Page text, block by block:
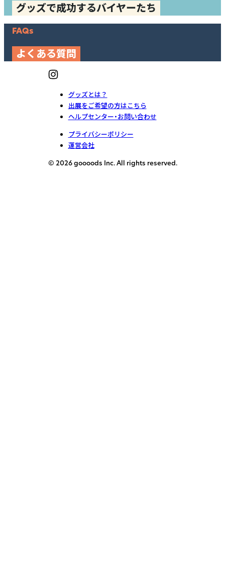
グッズで成功するバイヤーたち
FAQs
よくある質問
グッズとは？
出展をご希望の方はこちら
ヘルプセンター・お問い合わせ
プライバシーポリシー
運営会社
© 2026 goooods Inc. All rights reserved.